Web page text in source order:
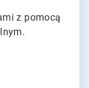
z pomocą